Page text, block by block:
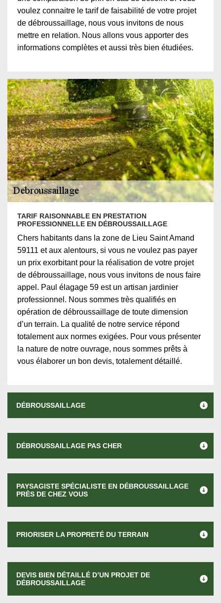
voulez connaitre le tarif de faisabilité de votre projet
de débroussaillage, nous vous invitons de nous
mettre en relation. Nous allons vous apporter des
informations complètes et aussi très bien étudiées.
TARIF RAISONNABLE EN PRESTATION
PROFESSIONNELLE EN DÉBROUSSAILLAGE
Chers habitants dans la zone de Lieu Saint Amand
59111 et aux alentours, si vous ne voulez pas payer
un prix exorbitant pour la réalisation de votre projet
de débroussaillage, nous vous invitons de nous faire
appel. Paul élagage 59 est un artisan jardinier
professionnel. Nous sommes très qualifiés en
opération de débroussaillage de toute dimension
d’un terrain. La qualité de notre service répond
totalement aux normes exigées. Pour vous présenter
la nature de notre ouvrage, nous sommes prêts à
vous élaborer un bon devis, totalement détaillé.
DÉBROUSSAILLAGE
DÉBROUSSAILLAGE PAS CHER
PAYSAGISTE SPÉCIALISTE EN DÉBROUSSAILLAGE
PRÈS DE CHEZ VOUS
PRIORISER LA PROPRETÉ DU TERRAIN
DEVIS BIEN DÉTAILLÉ D’UN PROJET DE
DÉBROUSSAILLAGE